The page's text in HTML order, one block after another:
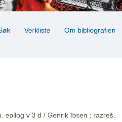
Verkliste Om bibliografien
epilog v 3 d / Genrik Ibsen ; razreš.